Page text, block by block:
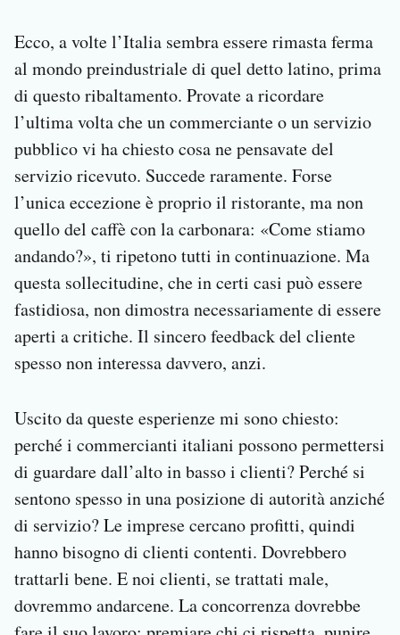
Ecco, a volte l’Italia sembra essere rimasta ferma
al mondo preindustriale di quel detto latino, prima
di questo ribaltamento. Provate a ricordare
l’ultima volta che un commerciante o un servizio
pubblico vi ha chiesto cosa ne pensavate del
servizio ricevuto. Succede raramente. Forse
l’unica eccezione è proprio il ristorante, ma non
quello del caffè con la carbonara: «Come stiamo
andando?», ti ripetono tutti in continuazione. Ma
questa sollecitudine, che in certi casi può essere
fastidiosa, non dimostra necessariamente di essere
aperti a critiche. Il sincero feedback del cliente
spesso non interessa davvero, anzi.
Uscito da queste esperienze mi sono chiesto:
perché i commercianti italiani possono permettersi
di guardare dall’alto in basso i clienti? Perché si
sentono spesso in una posizione di autorità anziché
di servizio? Le imprese cercano profitti, quindi
hanno bisogno di clienti contenti. Dovrebbero
trattarli bene. E noi clienti, se trattati male,
dovremmo andarcene. La concorrenza dovrebbe